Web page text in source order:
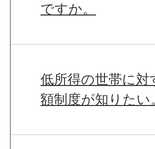
ですか。
低所得の世帯に対
額制度が知りたい